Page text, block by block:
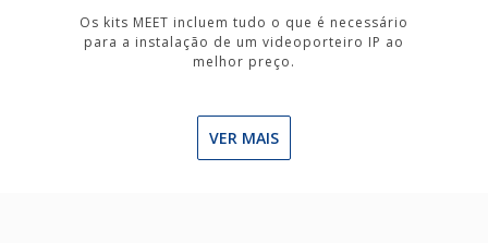
Os kits MEET incluem tudo o que é necessário
para a instalação de um videoporteiro IP ao
melhor preço.
VER MAIS